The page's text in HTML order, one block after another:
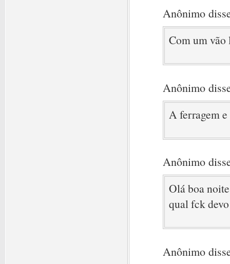
Anônimo
Com um
Anônimo
A ferragem
Anônimo
Olá boa
qual fck
Anônimo